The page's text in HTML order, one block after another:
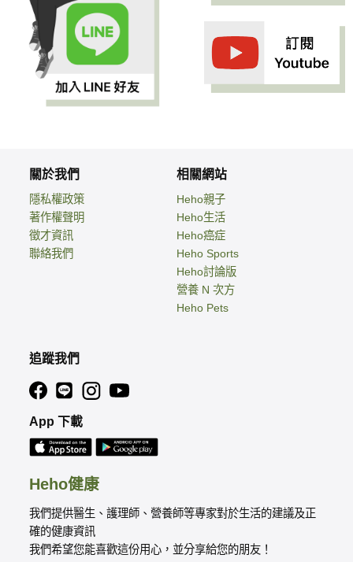
Heho健康
我們提供醫生、護理師、營養師等專家對於生活的建議及正
確的健康資訊
我們希望您能喜歡這份用心，並分享給您的朋友！
關於我們
隱私權政策
著作權聲明
徵才資訊
聯絡我們
相關網站
Heho親子
Heho生活
Heho癌症
Heho Sports
Heho討論版
營養 N 次方
Heho Pets
追蹤我們
App 下載